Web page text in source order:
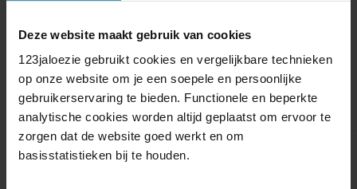
Deze website maakt gebruik van cookies
123jaloezie gebruikt cookies en vergelijkbare technieken
op onze website om je een soepele en persoonlijke
gebruikerservaring te bieden. Functionele en beperkte
analytische cookies worden altijd geplaatst om ervoor te
zorgen dat de website goed werkt en om
basisstatistieken bij te houden.
Meer informatie
Product specificaties